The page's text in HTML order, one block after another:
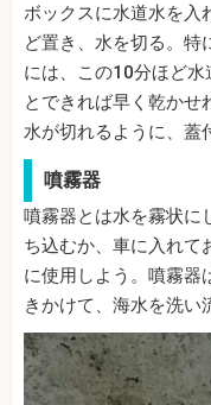
ボックスに水道水を入
ど置き、水を切る。特
には、この10分ほど
とできれば早く乾かせ
水が切れるように、蓋
噴霧器
噴霧器とは水を霧状に
ち込むか、車に入れて
に使用しよう。噴霧器
きかけて、海水を洗い